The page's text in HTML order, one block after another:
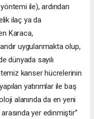
yöntemi ile), ardından
ilaç ya da
Karaca,
uygulanmakta olup,
dünyada sayılı
kanser hücrelerinin
yatırımlar ile baş
alanında da en yeni
arasında yer edinmiştir”